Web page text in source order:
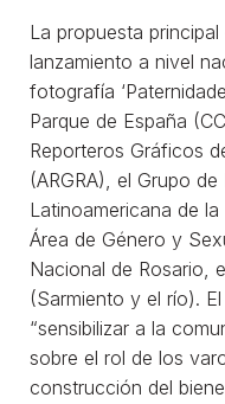
La propuesta
lanzamiento a nivel
fotografía
Parque de España
Reporteros Gráficos
(ARGRA), el Grupo
Latinoamericana de
Área de Género y
Nacional de Rosario,
(Sarmiento y el río).
“sensibilizar a la
sobre el rol de los
construcción del